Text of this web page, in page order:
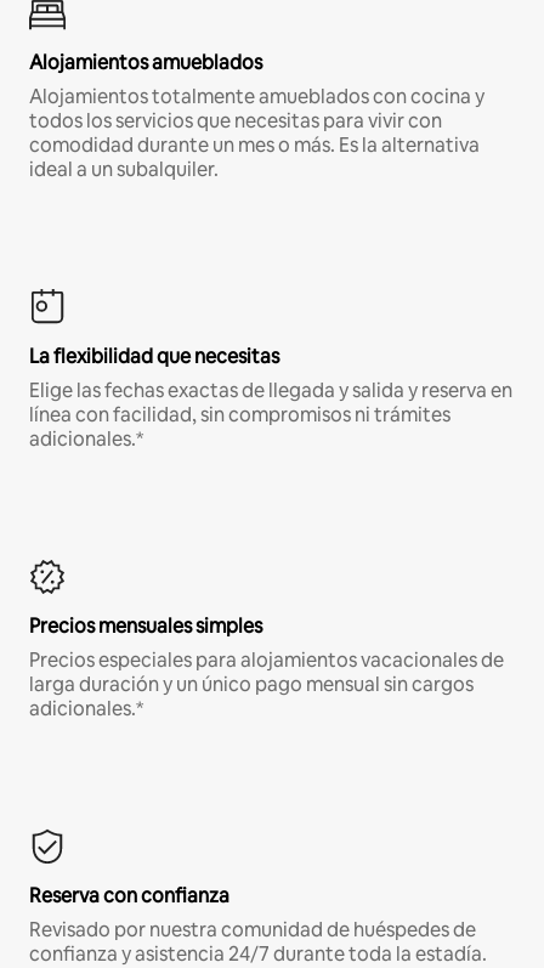
Alojamientos amueblados
Alojamientos totalmente amueblados con cocina y
todos los servicios que necesitas para vivir con
comodidad durante un mes o más. Es la alternativa
ideal a un subalquiler.
La flexibilidad que necesitas
Elige las fechas exactas de llegada y salida y reserva en
línea con facilidad, sin compromisos ni trámites
adicionales.*
Precios mensuales simples
Precios especiales para alojamientos vacacionales de
larga duración y un único pago mensual sin cargos
adicionales.*
Reserva con confianza
Revisado por nuestra comunidad de huéspedes de
confianza y asistencia 24/7 durante toda la estadía.